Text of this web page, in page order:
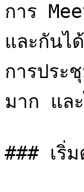
การ
และกัน
การประ
มาก แล
### เริ่